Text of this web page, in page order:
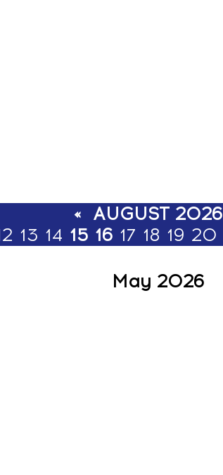
AUGUST 2026
«
13 14 15 16 17 18 19 20
May 2026